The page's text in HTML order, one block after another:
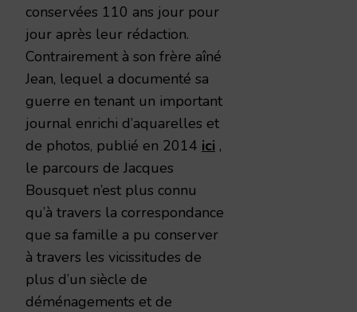
conservées 110 ans jour pour
jour après leur rédaction.
Contrairement à son frère aîné
Jean, lequel a documenté sa
guerre en tenant un important
journal enrichi d’aquarelles et
de photos, publié en 2014 ici ,
le parcours de Jacques
Bousquet n’est plus connu
qu’à travers la correspondance
que sa famille a pu conserver
à travers les vicissitudes de
plus d’un siècle de
déménagements et de